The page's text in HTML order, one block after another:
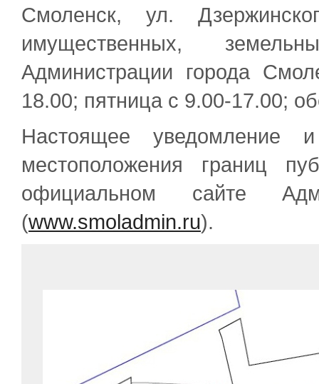
Смоленск, ул.
имущественных,
Администрации города
18.00; пятница с 9.00-17.00;
Настоящее уведомление
местоположения границ
официальном сайте
(www.smoladmin.ru).